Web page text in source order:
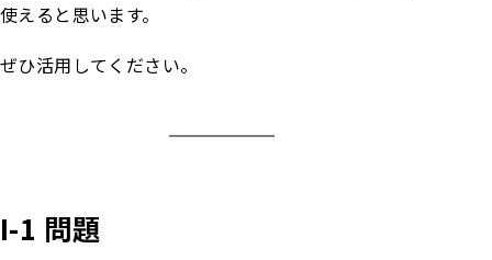
使えると思います。
ぜひ活用してください。
I-1 問題